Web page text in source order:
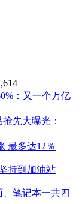
：又一个万亿
先大曝光：
最多达12％
持到加油站
笔记本一共四